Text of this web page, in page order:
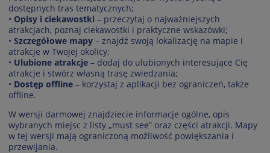
dostępnych tras tematycznych;
• Opisy i ciekawostki – przeczytaj o najważniejszych
atrakcjach, poznaj ciekawostki i praktyczne wskazówki;
• Szczegółowe mapy – znajdź swoją lokalizację na mapie i
atrakcje w Twojej okolicy;
• Ulubione atrakcje – dodaj do ulubionych interesujące Cię
atrakcje i stwórz własną trasę zwiedzania;
• Dostęp offline – korzystaj z aplikacji bez ograniczeń, także
offline.
W wersji darmowej znajdziecie informacje ogólne, opis
wybranych miejsc z listy „must see” oraz części atrakcji. Mapy
w tej wersji mają ograniczoną możliwość powiększania i
przewijania.